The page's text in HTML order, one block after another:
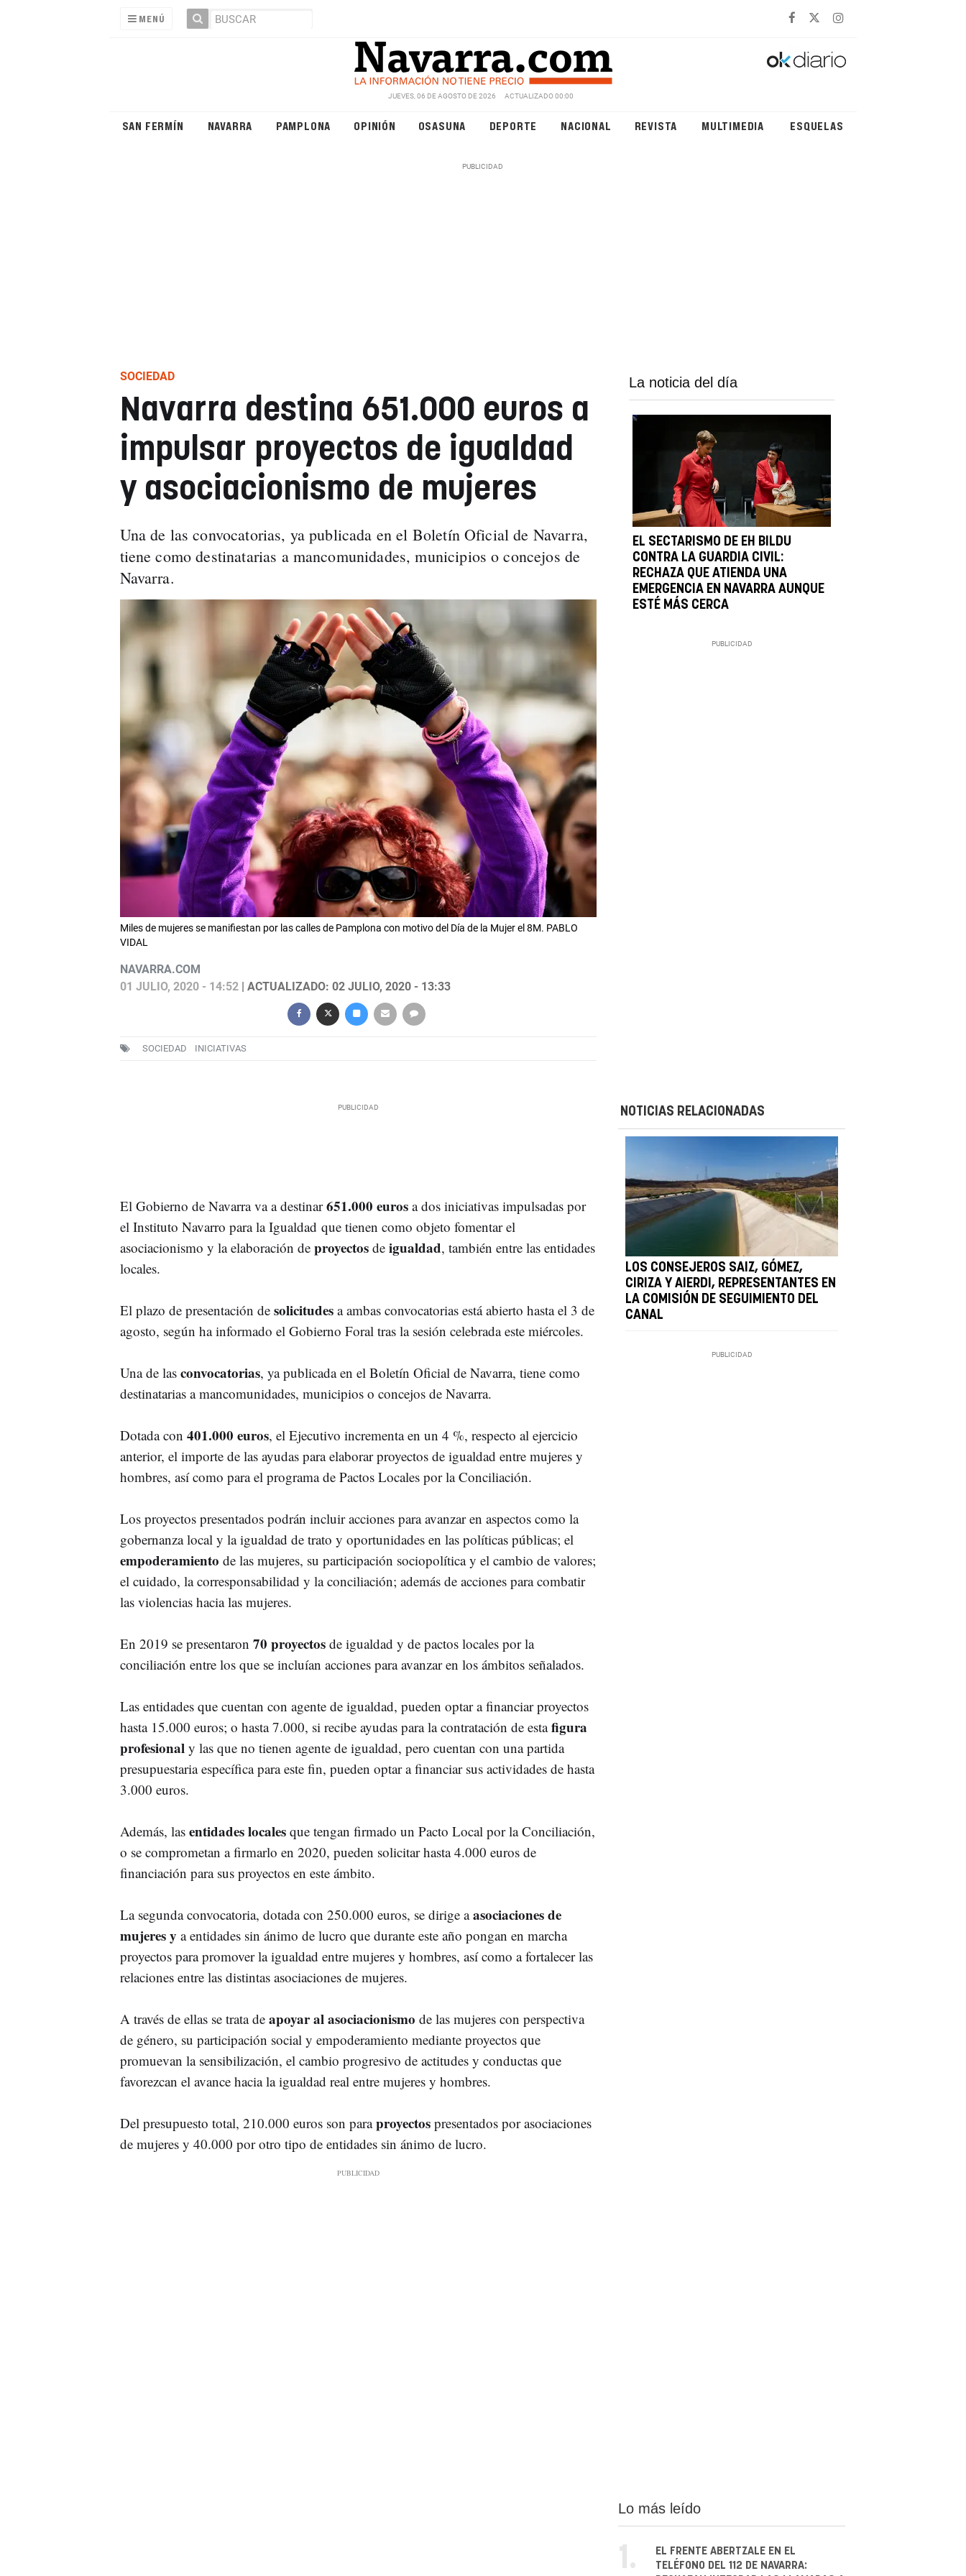
MENÚ
JUEVES, 06 DE AGOSTO DE 2026 ACTUALIZADO 00:00
SAN FERMÍN NAVARRA PAMPLONA OPINIÓN OSASUNA DEPORTE NACIONAL REVISTA MULTIMEDIA ESQUELAS
SOCIEDAD
Navarra destina 651.000 euros a
impulsar proyectos de igualdad
y asociacionismo de mujeres
Una de las convocatorias, ya publicada en el Boletín Oficial de Navarra,
tiene como destinatarias a mancomunidades, municipios o concejos de
Navarra.
Miles de mujeres se manifiestan por las calles de Pamplona con motivo del Día de la Mujer el 8M. PABLO
VIDAL
NAVARRA.COM
01 JULIO, 2020 - 14:52| ACTUALIZADO: 02 JULIO, 2020 - 13:33
SOCIEDAD INICIATIVAS
La noticia del día
EL SECTARISMO DE EH BILDU
CONTRA LA GUARDIA CIVIL:
RECHAZA QUE ATIENDA UNA
EMERGENCIA EN NAVARRA AUNQUE
ESTÉ MÁS CERCA
El Gobierno de Navarra va a destinar651.000 eurosa dos iniciativas impulsadas por
el Instituto Navarro para la Igualdad que tienen como objeto fomentar el
asociacionismo y la elaboración de proyectos de igualdad, también entre las entidades
locales.
El plazo de presentación de solicitudes a ambas convocatorias está abierto hasta el 3 de
agosto, según ha informado el Gobierno Foral tras la sesión celebrada este miércoles.
Una de las convocatorias, ya publicada en el Boletín Oficial de Navarra, tiene como
destinatarias a mancomunidades, municipios o concejos de Navarra.
Dotada con 401.000 euros, el Ejecutivo incrementa en un 4 %, respecto al ejercicio
anterior, el importe de las ayudas para elaborar proyectos de igualdad entre mujeres y
hombres, así como para el programa de Pactos Locales por la Conciliación.
Los proyectos presentados podrán incluir acciones para avanzar en aspectos como la
gobernanza local y la igualdad de trato y oportunidades en las políticas públicas; el
empoderamiento de las mujeres, su participación sociopolítica y el cambio de valores;
el cuidado, la corresponsabilidad y la conciliación; además de acciones para combatir
las violencias hacia las mujeres.
En 2019 se presentaron 70 proyectosde igualdad y de pactos locales por la
conciliación entre los que se incluían acciones para avanzar en los ámbitos señalados.
Las entidades que cuentan con agente de igualdad, pueden optar a financiar proyectos
hasta 15.000 euros; o hasta 7.000, si recibe ayudas para la contratación de estafigura
profesional y las que no tienen agente de igualdad, pero cuentan con una partida
presupuestaria específica para este fin, pueden optar a financiar sus actividades de hasta
3.000 euros.
Además, las entidades localesque tengan firmado un Pacto Local por la Conciliación,
o se comprometan a firmarlo en 2020, pueden solicitar hasta 4.000 euros de
financiación para sus proyectos en este ámbito.
La segunda convocatoria, dotada con 250.000 euros, se dirige aasociaciones de
mujeres y a entidades sin ánimo de lucro que durante este año pongan en marcha
proyectos para promover la igualdad entre mujeres y hombres, así como a fortalecer las
relaciones entre las distintas asociaciones de mujeres.
A través de ellas se trata deapoyar al asociacionismo de las mujeres con perspectiva
de género, su participación social y empoderamiento mediante proyectos que
promuevan la sensibilización, el cambio progresivo de actitudes y conductas que
favorezcan el avance hacia la igualdad real entre mujeres y hombres.
Del presupuesto total, 210.000 euros son paraproyectos presentados por asociaciones
de mujeres y 40.000 por otro tipo de entidades sin ánimo de lucro.
NOTICIAS RELACIONADAS
LOS CONSEJEROS SAIZ, GÓMEZ,
CIRIZA Y AIERDI, REPRESENTANTES EN
LA COMISIÓN DE SEGUIMIENTO DEL
CANAL
Lo más leído
1.
EL FRENTE ABERTZALE EN EL
TELÉFONO DEL 112 DE NAVARRA: